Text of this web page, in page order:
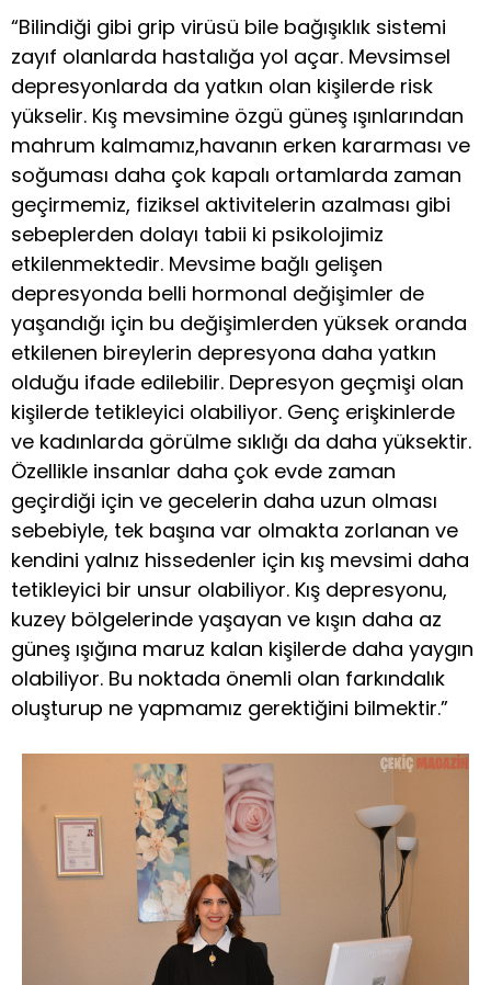
“Bilindiği gibi grip virüsü bile bağışıklık sistemi
zayıf olanlarda hastalığa yol açar. Mevsimsel
depresyonlarda da yatkın olan kişilerde risk
yükselir. Kış mevsimine özgü güneş ışınlarından
mahrum kalmamız,havanın erken kararması ve
soğuması daha çok kapalı ortamlarda zaman
geçirmemiz, fiziksel aktivitelerin azalması gibi
sebeplerden dolayı tabii ki psikolojimiz
etkilenmektedir. Mevsime bağlı gelişen
depresyonda belli hormonal değişimler de
yaşandığı için bu değişimlerden yüksek oranda
etkilenen bireylerin depresyona daha yatkın
olduğu ifade edilebilir. Depresyon geçmişi olan
kişilerde tetikleyici olabiliyor. Genç erişkinlerde
ve kadınlarda görülme sıklığı da daha yüksektir.
Özellikle insanlar daha çok evde zaman
geçirdiği için ve gecelerin daha uzun olması
sebebiyle, tek başına var olmakta zorlanan ve
kendini yalnız hissedenler için kış mevsimi daha
tetikleyici bir unsur olabiliyor. Kış depresyonu,
kuzey bölgelerinde yaşayan ve kışın daha az
güneş ışığına maruz kalan kişilerde daha yaygın
olabiliyor. Bu noktada önemli olan farkındalık
oluşturup ne yapmamız gerektiğini bilmektir.”